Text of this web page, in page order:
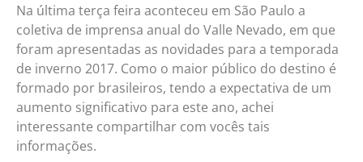
Na última terça feira aconteceu em São Paulo a
coletiva de imprensa anual do Valle Nevado, em que
foram apresentadas as novidades para a temporada
de inverno 2017. Como o maior público do destino é
formado por brasileiros, tendo a expectativa de um
aumento significativo para este ano, achei
interessante compartilhar com vocês tais
informações.